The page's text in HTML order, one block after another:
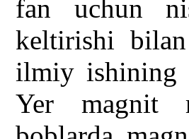
fan uchun
keltirishi
ilmiy ishining
Yer magnit